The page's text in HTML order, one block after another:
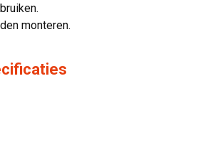
monteren.